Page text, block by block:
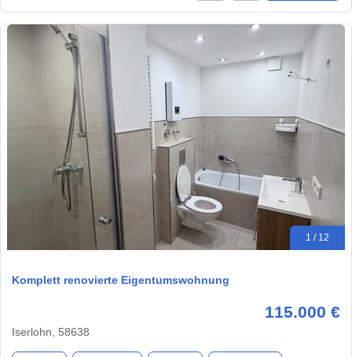
1 / 12
Komplett renovierte Eigentumswohnung
115.000 €
Iserlohn, 58638